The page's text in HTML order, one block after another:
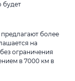
будет
более
на
ограничения
в 7000 км в